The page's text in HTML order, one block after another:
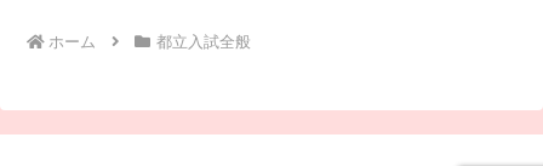
ホーム 都立入試全般